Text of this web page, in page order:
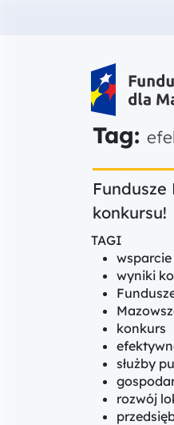
Fundusze
Tag:
konkursu!
TAGI
wyniki
konkurs
służby
rozwój